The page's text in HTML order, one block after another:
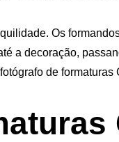
Os
a decoração,
de formaturas